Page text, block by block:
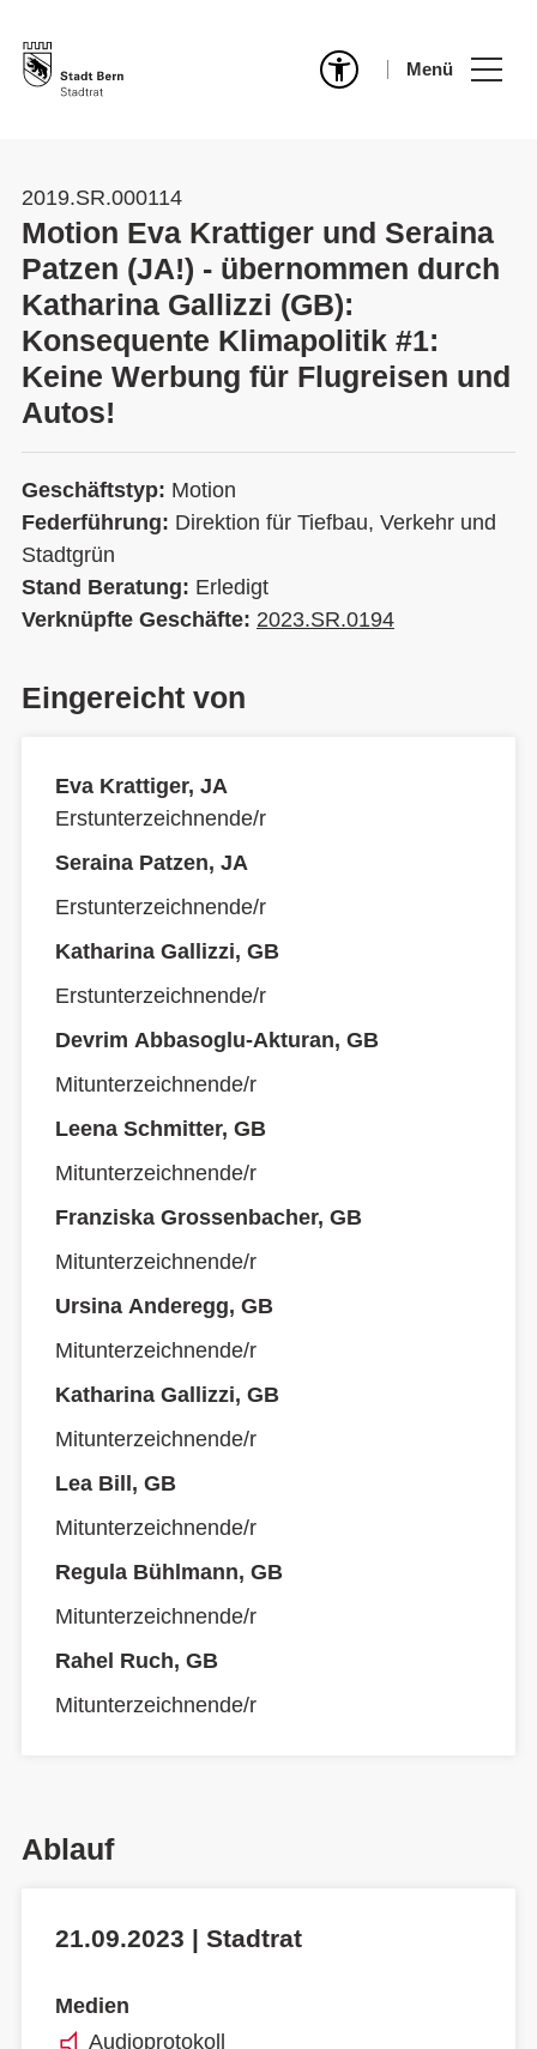
Menü
2019.SR.000114
Motion Eva Krattiger und Seraina
Patzen (JA!) - übernommen durch
Katharina Gallizzi (GB):
Konsequente Klimapolitik #1:
Keine Werbung für Flugreisen und
Autos!
Geschäftstyp: Motion
Federführung: Direktion für Tiefbau, Verkehr und
Stadtgrün
Stand Beratung: Erledigt
Verknüpfte Geschäfte: 2023.SR.0194
Eingereicht von
Eva Krattiger, JA
Erstunterzeichnende/r
Seraina Patzen, JA
Erstunterzeichnende/r
Katharina Gallizzi, GB
Erstunterzeichnende/r
Devrim Abbasoglu-Akturan, GB
Mitunterzeichnende/r
Leena Schmitter, GB
Mitunterzeichnende/r
Franziska Grossenbacher, GB
Mitunterzeichnende/r
Ursina Anderegg, GB
Mitunterzeichnende/r
Katharina Gallizzi, GB
Mitunterzeichnende/r
Lea Bill, GB
Mitunterzeichnende/r
Regula Bühlmann, GB
Mitunterzeichnende/r
Rahel Ruch, GB
Mitunterzeichnende/r
Ablauf
21.09.2023 | Stadtrat
Medien
Audioprotokoll